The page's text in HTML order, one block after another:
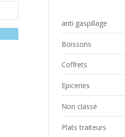
anti gaspillage
Boissons
Coffrets
Epiceries
Non classé
Plats traiteurs